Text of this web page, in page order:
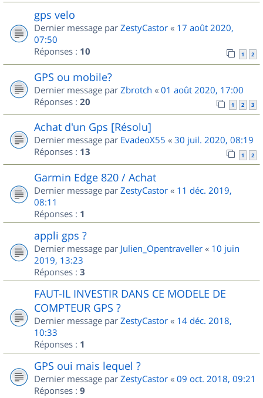
gps velo
Dernier message par ZestyCastor « 17 août 2020,
07:50
Réponses : 10 1 2
GPS ou mobile?
Dernier message par Zbrotch « 01 août 2020, 17:00
Réponses : 20 1 2 3
Achat d'un Gps [Résolu]
Dernier message par EvadeoX55 « 30 juil. 2020, 08:19
Réponses : 13 1 2
Garmin Edge 820 / Achat
Dernier message par ZestyCastor « 11 déc. 2019,
08:11
Réponses : 1
appli gps ?
Dernier message par Julien_Opentraveller « 10 juin
2019, 13:23
Réponses : 3
FAUT-IL INVESTIR DANS CE MODELE DE
COMPTEUR GPS ?
Dernier message par ZestyCastor « 14 déc. 2018,
10:33
Réponses : 1
GPS oui mais lequel ?
Dernier message par ZestyCastor « 09 oct. 2018, 09:21
Réponses : 9